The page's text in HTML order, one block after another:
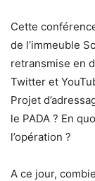
Cette
de l’immeuble
retransmise en
Twitter et
Projet
le PADA ? En
l’opération ?
A ce jour,